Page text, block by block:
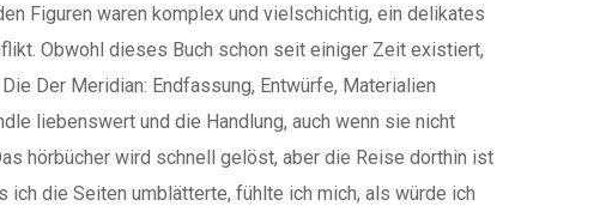
Figuren waren komplex und vielschichtig, ein delikates
Obwohl dieses Buch schon seit einiger Zeit existiert,
Der Meridian: Endfassung, Entwürfe, Materialien
liebenswert und die Handlung, auch wenn sie nicht
hörbücher wird schnell gelöst, aber die Reise dorthin ist
die Seiten umblätterte, fühlte ich mich, als würde ich